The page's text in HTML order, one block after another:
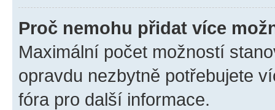
Proč nemohu přidat více
Maximální počet možností
opravdu nezbytně potřebujete
fóra pro další informace.